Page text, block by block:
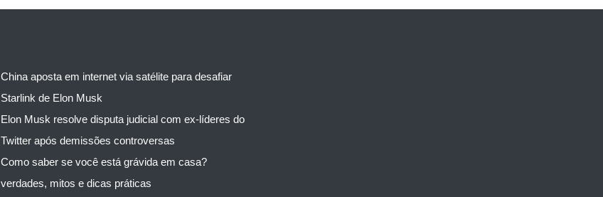
China aposta em internet via satélite para desafiar
Starlink de Elon Musk
Elon Musk resolve disputa judicial com ex-líderes do
Twitter após demissões controversas
Como saber se você está grávida em casa?
verdades, mitos e dicas práticas